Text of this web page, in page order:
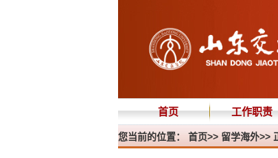
首页 工作职责
您当前的位置： 首页>> 留学海外>>